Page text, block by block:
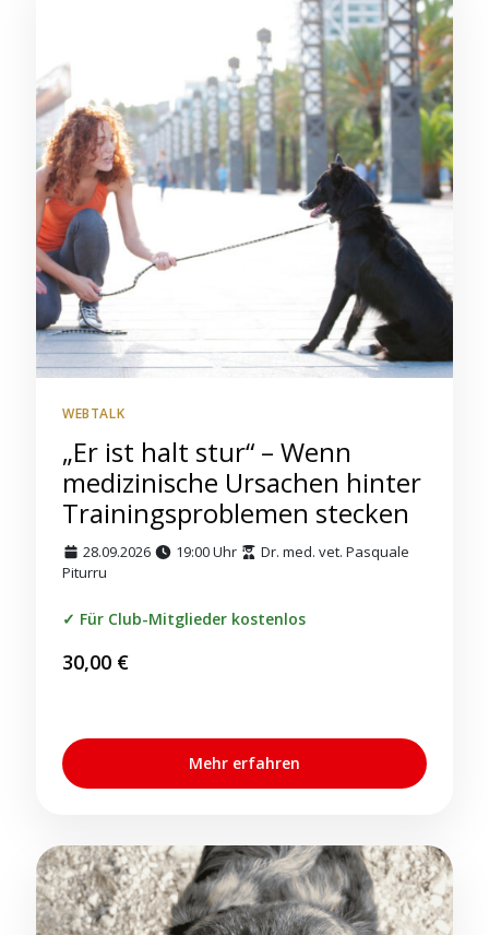
WEBTALK
„Er ist halt stur“ – Wenn
medizinische Ursachen hinter
Trainingsproblemen stecken
28.09.2026 19:00 Uhr
Dr. med. vet. Pasquale
Piturru
Für Club-Mitglieder kostenlos
30,00 €
Mehr erfahren